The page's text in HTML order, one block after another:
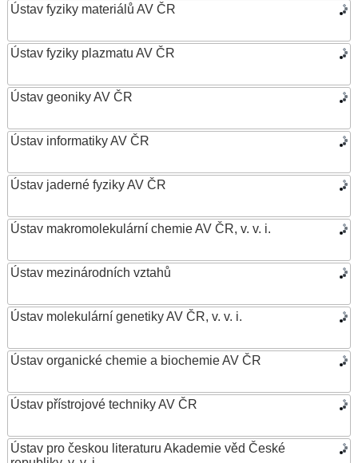
Ústav fyziky materiálů AV ČR
Ústav fyziky plazmatu AV ČR
Ústav geoniky AV ČR
Ústav informatiky AV ČR
Ústav jaderné fyziky AV ČR
Ústav makromolekulární chemie AV ČR, v. v. i.
Ústav mezinárodních vztahů
Ústav molekulární genetiky AV ČR, v. v. i.
Ústav organické chemie a biochemie AV ČR
Ústav přístrojové techniky AV ČR
Ústav pro českou literaturu Akademie věd České